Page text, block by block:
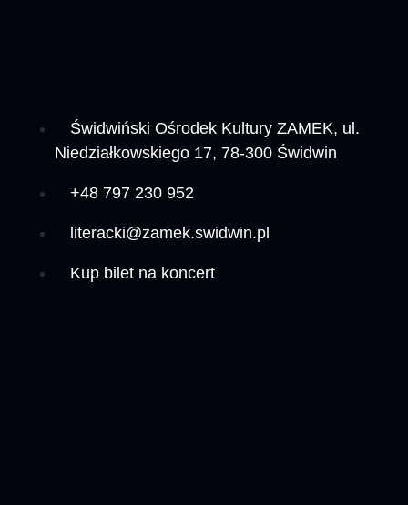
Świdwiński Ośrodek Kultury ZAMEK, ul.
Niedziałkowskiego 17, 78-300 Świdwin
+48 797 230 952
literacki@zamek.swidwin.pl
Kup bilet na koncert